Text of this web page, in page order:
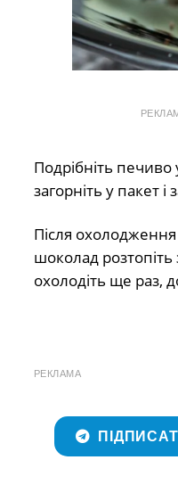
Подрібніть печиво
загорніть у пакет
Після
шоколад
охолодіть ще раз,
РЕКЛАМА